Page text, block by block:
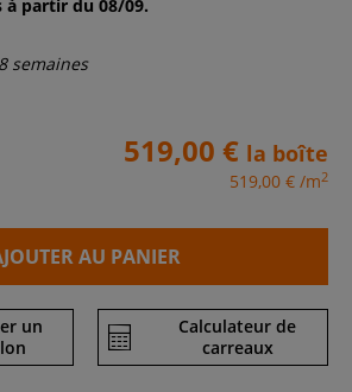
à partir du 08/09.
semaines
519,00 € la boîte
519,00 € /m2
AU PANIER
un
Calculateur de
carreaux